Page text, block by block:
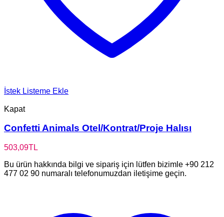
İstek Listeme Ekle
Kapat
Confetti Animals Otel/Kontrat/Proje Halısı
503,09TL
Bu ürün hakkında bilgi ve sipariş için lütfen bizimle +90 212
477 02 90 numaralı telefonumuzdan iletişime geçin.